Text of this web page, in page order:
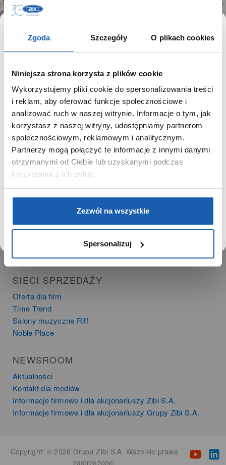
Zgoda Szczegóły O plikach cookies
Niniejsza strona korzysta z plików cookie
Wykorzystujemy pliki cookie do spersonalizowania treści
i reklam, aby oferować funkcje społecznościowe i
analizować ruch w naszej witrynie. Informacje o tym, jak
korzystasz z naszej witryny, udostępniamy partnerom
społecznościowym, reklamowym i analitycznym.
Partnerzy mogą połączyć te informacje z innymi danymi
otrzymanymi od Ciebie lub uzyskanymi podczas
korzystania z ich usług.
Zezwól na wszystkie
Spersonalizuj
-1DR DW-6900SN -1ER DW-6900SN -3ER DW-6900SN -4ER DW-
6900SN -7ER DW-6900TD -4ER DW-6900WW -7ER DW-6900Y
-9ER DW-6900ZB -2ER DW-6900ZB -3ER DW-6900ZB -8ER DW-
6900ZB -9ER DW-6901UD -3ER DW-6930A -4ER DW-6930C
-9ER GM-6900GDA -9ER GM-6900SCM -1ER GM-6900SG -9ER
MTP-1372L -9BVEF 1289 3230 3530 3230 5340
GRUPA ZIBI
Historia
Misja, wizja i wartości Grupy Zibi
Ważne daty
Kariera
Zegarki
Instrumenty muzyczne
SIECI SPRZEDAŻY
Oferta dla firm
Time Trend
Salony muzyczne Riff
Noble Place
NEWSROOM
Aktualności
Kontakt dla mediów
Informacje firmowe i dla akcjonariuszy Zibi S.A.
Informacje firmowe i dla akcjonariuszy Grupy Zibi S.A.
Copyright: © 2026 Grupa Zibi S.A. Wszelkie prawa
zastrzeżone.
SZANOWNY UŻYTKOWNIKU,
SZANOWNA UŻYTKOWNICZKO
Używamy plików cookie w celach analitycznych,
statystycznych i marketingowych, w tym aby analizować
ruch w tej witrynie, optymalizować jej działanie oraz
zapamiętywać Twoje preferencje.